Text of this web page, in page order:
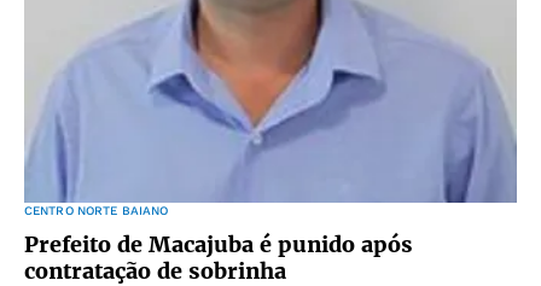
CENTRO NORTE BAIANO
Prefeito de Macajuba é punido após
contratação de sobrinha